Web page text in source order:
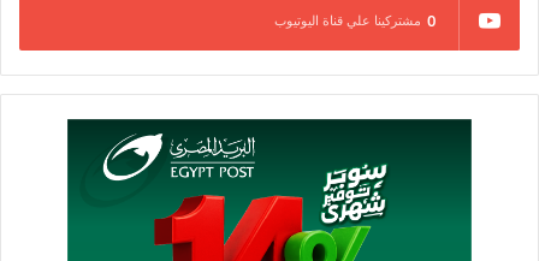
الفاعلة والتعاون بين القطاعين العام والخاص لبناء نظام تمويل
يسمح بالمزيد من الاستثمار في أنشطة التكيف والصمود.
0 مشتركينا علي قناة اليوتيوب